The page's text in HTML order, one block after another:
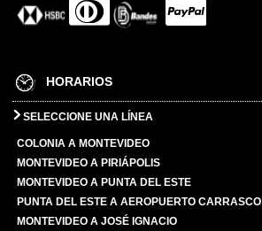
HORARIOS
SELECCIONE UNA LÍNEA
COLONIA A MONTEVIDEO
MONTEVIDEO A PIRIÁPOLIS
MONTEVIDEO A PUNTA DEL ESTE
PUNTA DEL ESTE A AEROPUERTO CARRASCO
MONTEVIDEO A JOSÉ IGNACIO